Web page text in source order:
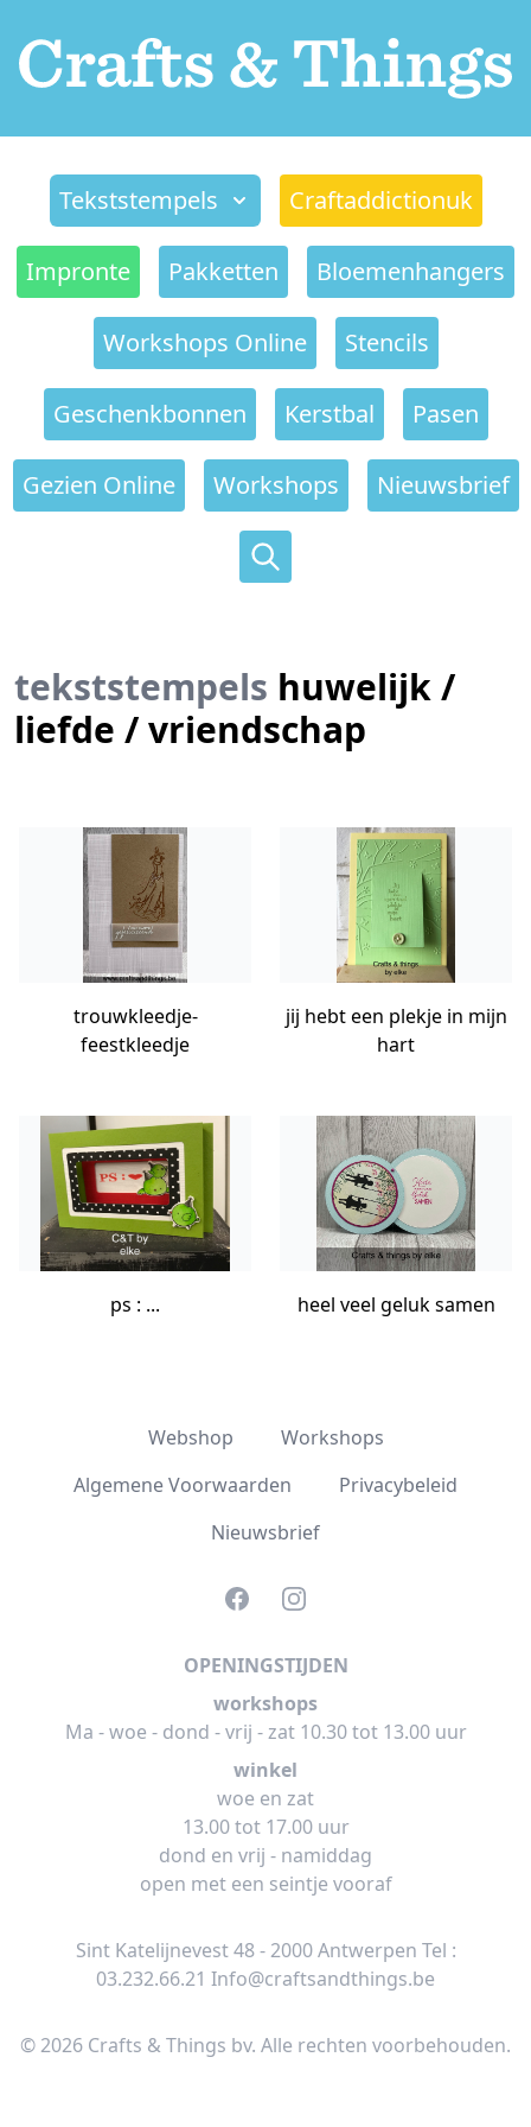
Tekststempels Craftaddictionuk
Impronte Pakketten Bloemenhangers
Workshops Online Stencils
Geschenkbonnen Kerstbal Pasen
Gezien Online Workshops Nieuwsbrief
tekststempels huwelijk /
liefde / vriendschap
trouwkleedje-
feestkleedje
jij hebt een plekje in mijn
hart
ps : ... heel veel geluk samen
Webshop
Workshops
Algemene Voorwaarden
Privacybeleid
Nieuwsbrief
FacebookInstagram
OPENINGSTIJDEN
workshops
Ma - woe - dond - vrij - zat 10.30 tot 13.00 uur
winkel
woe en zat
13.00 tot 17.00 uur
dond en vrij - namiddag
open met een seintje vooraf
Sint Katelijnevest 48 - 2000 Antwerpen Tel :
03.232.66.21 Info@craftsandthings.be
© 2026 Crafts & Things bv. Alle rechten voorbehouden.